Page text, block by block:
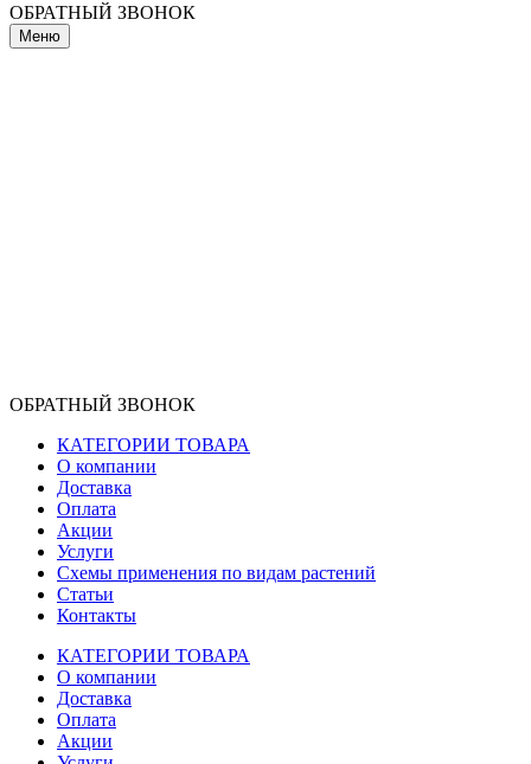
ОБРАТНЫЙ ЗВОНОК
Меню
ОБРАТНЫЙ ЗВОНОК
КАТЕГОРИИ ТОВАРА
О компании
Доставка
Оплата
Акции
Услуги
Схемы применения по видам растений
Статьи
Контакты
КАТЕГОРИИ ТОВАРА
О компании
Доставка
Оплата
Акции